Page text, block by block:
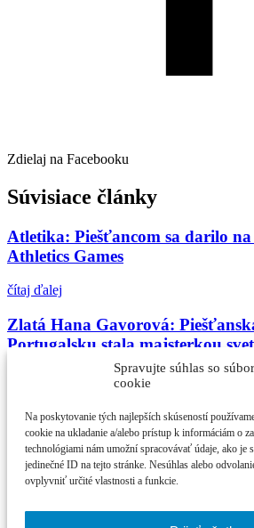
Spravujte súhlas so
cookie
Na poskytovanie tých najlepších skúseností
cookie na ukladanie a/alebo prístup k informáciám o
technológiami nám umožní spracovávať údaje, ako je
jedinečné ID na tejto stránke. Nesúhlas alebo
ovplyvniť určité vlastnosti a funkcie.
Zdielaj na Facebooku
Súvisiace články
Atletika: Piešťancom sa darilo
Athletics Games
čítaj ďalej
Zlatá Hana Gavorová:
Portugalsku stala majsterkou
Matej Brežný z TJ
rekord starších žiakov v behu na
čítaj ďalej